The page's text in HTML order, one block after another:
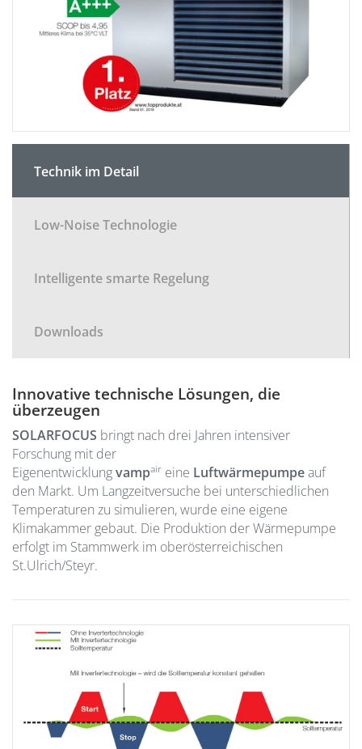
Technik im Detail
Low-Noise Technologie
Intelligente smarte Regelung
Downloads
Innovative technische Lösungen, die
überzeugen
SOLARFOCUS bringt nach drei Jahren intensiver
Forschung mit der
Eigenentwicklungvampair eine Luftwärmepumpeauf
den Markt. Um Langzeitversuche bei unterschiedlichen
Temperaturen zu simulieren, wurde eine eigene
Klimakammer gebaut. Die Produktion der Wärmepumpe
erfolgt im Stammwerk im oberösterreichischen
St.Ulrich/Steyr.